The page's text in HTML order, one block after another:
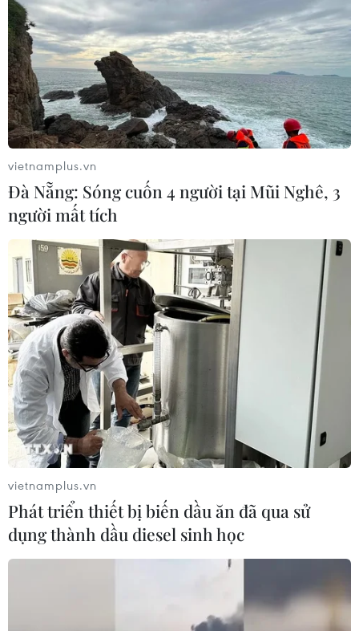
vietnamplus.vn
Đà Nẵng: Sóng cuốn 4 người tại Mũi Nghê, 3
người mất tích
vietnamplus.vn
Phát triển thiết bị biến dầu ăn đã qua sử
dụng thành dầu diesel sinh học